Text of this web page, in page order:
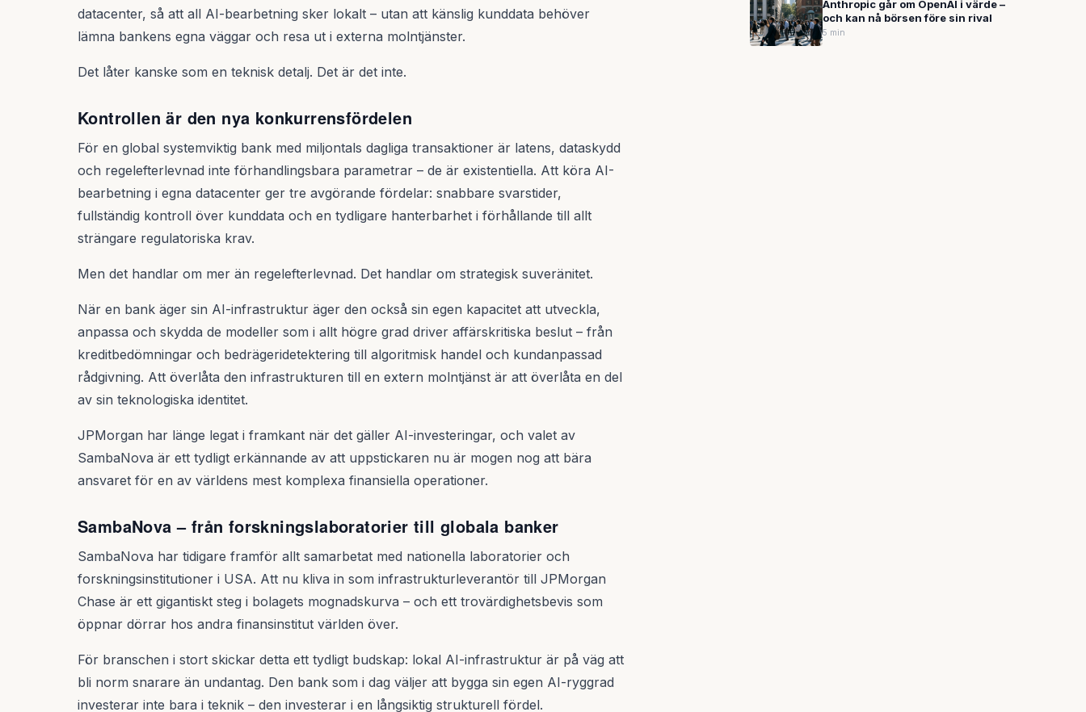
datacenter, så att all AI-bearbetning sker lokalt – utan att känslig kunddata behöver
lämna bankens egna väggar och resa ut i externa molntjänster.
Det låter kanske som en teknisk detalj. Det är det inte.
Kontrollen är den nya konkurrensfördelen
För en global systemviktig bank med miljontals dagliga transaktioner är latens, dataskydd
och regelefterlevnad inte förhandlingsbara parametrar – de är existentiella. Att köra AI-
bearbetning i egna datacenter ger tre avgörande fördelar: snabbare svarstider,
fullständig kontroll över kunddata och en tydligare hanterbarhet i förhållande till allt
strängare regulatoriska krav.
Men det handlar om mer än regelefterlevnad. Det handlar om strategisk suveränitet.
När en bank äger sin AI-infrastruktur äger den också sin egen kapacitet att utveckla,
anpassa och skydda de modeller som i allt högre grad driver affärskritiska beslut – från
kreditbedömningar och bedrägeridetektering till algoritmisk handel och kundanpassad
rådgivning. Att överlåta den infrastrukturen till en extern molntjänst är att överlåta en del
av sin teknologiska identitet.
JPMorgan har länge legat i framkant när det gäller AI-investeringar, och valet av
SambaNova är ett tydligt erkännande av att uppstickaren nu är mogen nog att bära
ansvaret för en av världens mest komplexa finansiella operationer.
SambaNova – från forskningslaboratorier till globala banker
SambaNova har tidigare framför allt samarbetat med nationella laboratorier och
forskningsinstitutioner i USA. Att nu kliva in som infrastrukturleverantör till JPMorgan
Chase är ett gigantiskt steg i bolagets mognadskurva – och ett trovärdighetsbevis som
öppnar dörrar hos andra finansinstitut världen över.
För branschen i stort skickar detta ett tydligt budskap: lokal AI-infrastruktur är på väg att
bli norm snarare än undantag. Den bank som i dag väljer att bygga sin egen AI-ryggrad
investerar inte bara i teknik – den investerar i en långsiktig strukturell fördel.
Anthropic går om OpenAI i värde –
och kan nå börsen före sin rival
5 min